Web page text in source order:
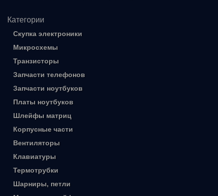
Категории
Скупка электроники
Микросхемы
Транзисторы
Запчасти телефонов
Запчасти ноутбуков
Платы ноутбуков
Шлейфы матриц
Корпусные части
Вентиляторы
Клавиатуры
Термотрубки
Шарниры, петли